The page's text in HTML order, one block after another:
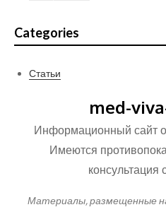
Categories
Статьи
med-
Информационный сайт
Имеются
консультация
Материалы, размещенные